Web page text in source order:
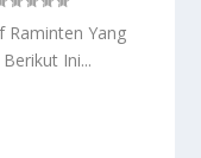
Raminten Yang
Ini...